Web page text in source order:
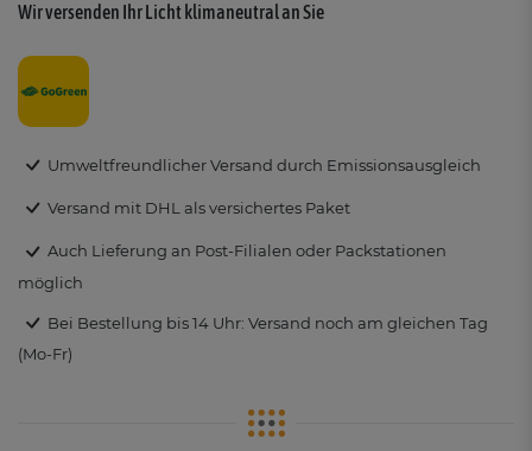
Wir versenden Ihr Licht klimaneutral an Sie
Umweltfreundlicher Versand durch Emissionsausgleich
Versand mit DHL als versichertes Paket
Auch Lieferung an Post-Filialen oder Packstationen
möglich
Bei Bestellung bis 14 Uhr: Versand noch am gleichen Tag
(Mo-Fr)